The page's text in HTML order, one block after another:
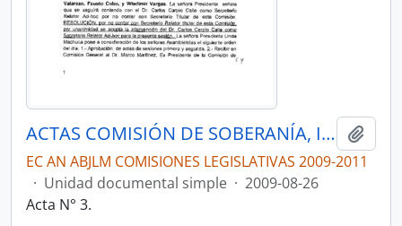
ACTAS COMISIÓN DE SOBERANÍA, INTEGRACIÓN, RELACIONES INTERNACIONALES Y SEGURIDAD INTEGRAL
EC AN ABJLM COMISIONES LEGISLATIVAS 2009-2011
· Unidad documental simple · 2009-08-26
Acta N° 3.